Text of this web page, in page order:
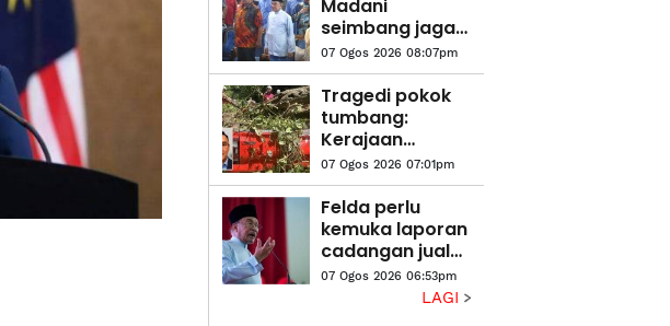
Madani
seimbang jaga
kepentingan
semua kaum,
aliran
pendidikan - PM
07 Ogos 2026 08:07pm
Tragedi pokok
tumbang:
Kerajaan
disaran
wujudkan zon
bebas pokok di
laluan berisiko
07 Ogos 2026 07:01pm
Felda perlu
kemuka laporan
cadangan jual
aset di bawah
nilai belian -
07 Ogos 2026 06:53pm
LAGI